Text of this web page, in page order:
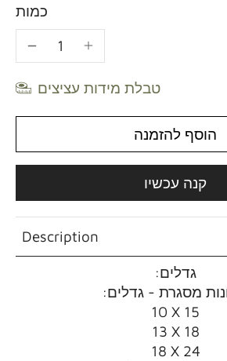
כמות
טבלת מידות עציצים
הוסף להזמנה
קנה עכשיו
Description
:גדלים
מסגרת - גדלים
10 X 15
13 X 18
18 X 24